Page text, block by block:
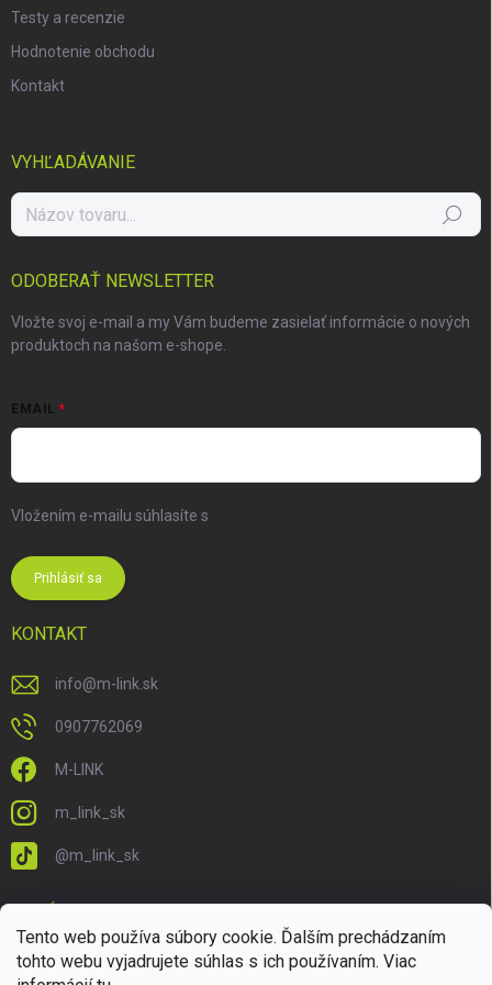
Tento web používa súbory cookie. Ďalším prechádzaním
tohto webu vyjadrujete súhlas s ich používaním. Viac
Testy a recenzie
Hodnotenie obchodu
Kontakt
VYHĽADÁVANIE
Hľadať
ODOBERAŤ NEWSLETTER
Vložte svoj e-mail a my Vám budeme zasielať informácie o nových
produktoch na našom e-shope.
EMAIL
Vložením e-mailu súhlasíte s
Prihlásiť sa
KONTAKT
info@m-link.sk
0907762069
M-LINK
m_link_sk
@m_link_sk